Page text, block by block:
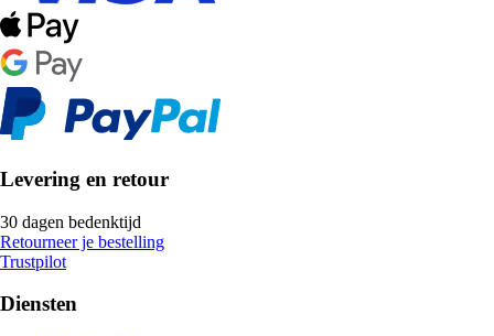
Levering en retour
30 dagen bedenktijd
Retourneer je bestelling
Trustpilot
Diensten